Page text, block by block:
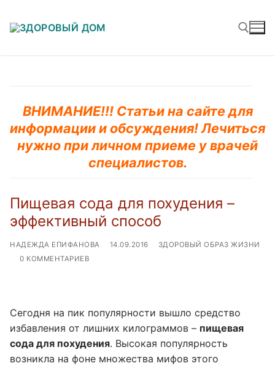
ВНИМАНИЕ!!! Статьи на сайте для
информации и обсуждения! Лечиться
нужно при личном приеме у врачей
специалистов.
Пищевая сода для похудения –
эффективный способ
НАДЕЖДА ЕПИФАНОВА 14.09.2016
ЗДОРОВЫЙ ОБРАЗ ЖИЗНИ
0 КОММЕНТАРИЕВ
Сегодня на пик популярности вышло средство
избавления от лишних килограммов – пищевая
сода для похудения. Высокая популярность
возникла на фоне множества мифов этого